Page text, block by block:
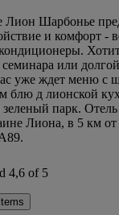
Лион Шарбонье
и комфорт -
или
уже ждет меню с
блю д лионской
парк. Отель
Лиона, в 5 км
4,6 of 5